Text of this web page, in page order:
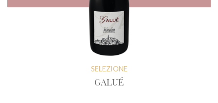
SELEZIONE
GALUÉ